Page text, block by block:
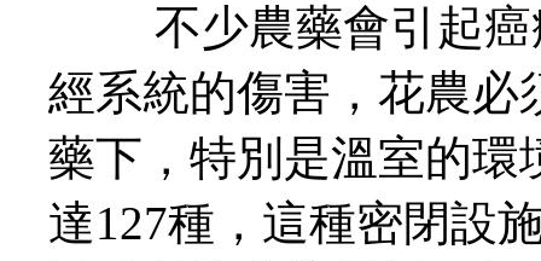
不少農藥會引起癌
經系統的傷害，花農必
藥下，特別是溫室的環
達127種，這種密閉設